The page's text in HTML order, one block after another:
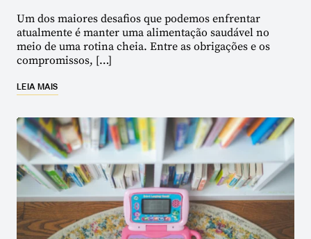
Um dos maiores desafios que podemos enfrentar
atualmente é manter uma alimentação saudável no
meio de uma rotina cheia. Entre as obrigações e os
compromissos, […]
LEIA MAIS